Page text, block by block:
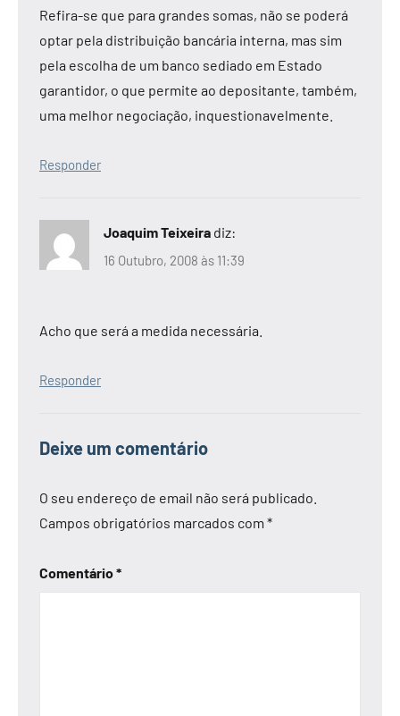
Refira-se que para grandes somas, não se poderá
optar pela distribuição bancária interna, mas sim
pela escolha de um banco sediado em Estado
garantidor, o que permite ao depositante, também,
uma melhor negociação, inquestionavelmente.
Responder
Joaquim Teixeira diz:
16 Outubro, 2008 às 11:39
Acho que será a medida necessária.
Responder
Deixe um comentário
O seu endereço de email não será publicado.
Campos obrigatórios marcados com *
Comentário*